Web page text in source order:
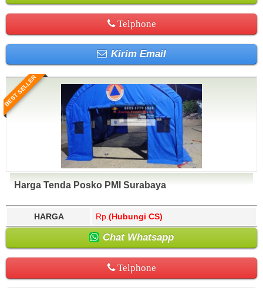
Telphone
Kirim Email
BEST SELLER
Harga Tenda Posko PMI Surabaya
HARGA Rp. (Hubungi CS)
Chat Whatsapp
Telphone